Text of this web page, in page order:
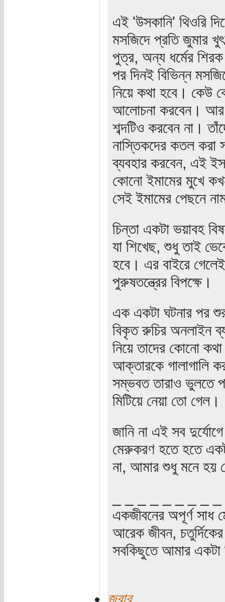
এই 'উসকানি' থিওরি
মসজিদে প্রতি জুমার
পুত্র, অন্য ধর্মের
পর দিনই বিভিন্ন
নিয়ে কথা হবে। কেউ
আলোচনা করবেন। আর
শব্দটিও করবেন না।
নাস্তিকদের কতল করা
ব্যবহার করবেন, এই
কোনো ইমামের মুখে
সেই ইমামের পেছনে
চিন্তা একটা ভয়াবহ
যা শিখেছ, শুধু তাই
হবে। এর বাইরে
পুরুষতন্ত্রের বিপক্ষে।
এক একটা ঘটনার পর
বিকৃত রুচির অনলাইন
নিয়ে তাদের কোনো
আক্তারকে গালাগালি
সম্ভবত তারাও ভুলতে
মিটিয়ে নেয়া তো গেল।
জানি না এই সব
মেরুকরণ হতে হতে
না, আমার শুধু মনে হয়
একজীবনের অপূর্ণ সাধ
আরেক জীবন, চতুর্দিকের
সবকিছুতে আমার একটা
জবাব